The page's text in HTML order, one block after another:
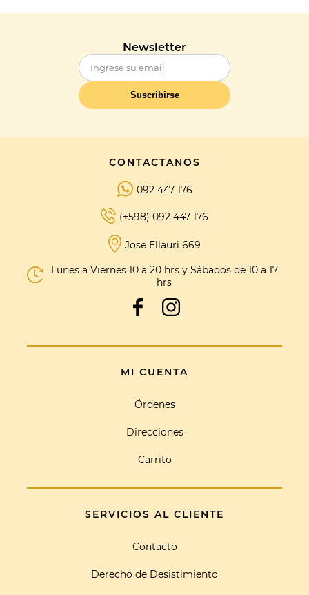
Newsletter
Suscribirse
CONTACTANOS
092 447 176
(+598) 092 447 176
Jose Ellauri 669
Lunes a Viernes 10 a 20 hrs y Sábados de 10 a 17
hrs
MI CUENTA
Órdenes
Direcciones
Carrito
SERVICIOS AL CLIENTE
Contacto
Derecho de Desistimiento